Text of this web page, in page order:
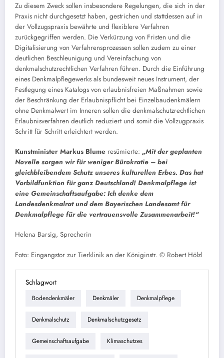
Zu diesem Zweck sollen insbesondere Regelungen, die sich in der
Praxis nicht durchgesetzt haben, gestrichen und stattdessen auf in
der Vollzugspraxis bewährte und flexiblere Verfahren
zurückgegriffen werden. Die Verkürzung von Fristen und die
Digitalisierung von Verfahrensprozessen sollen zudem zu einer
deutlichen Beschleunigung und Vereinfachung von
denkmalschutzrechtlichen Verfahren führen. Durch die Einführung
eines Denkmalpflegewerks als bundesweit neues Instrument, der
Festlegung eines Katalogs von erlaubnisfreien Maßnahmen sowie
der Beschränkung der Erlaubnispflicht bei Einzelbaudenkmälern
ohne Denkmalwert im Inneren sollen die denkmalschutzrechtlichen
Erlaubnisverfahren deutlich reduziert und somit die Vollzugpraxis
Schritt für Schritt erleichtert werden.
Kunstminister Markus Blume resümierte: „Mit der geplanten
Novelle sorgen wir für weniger Bürokratie – bei
gleichbleibendem Schutz unseres kulturellen Erbes. Das hat
Vorbildfunktion für ganz Deutschland! Denkmalpflege ist
eine Gemeinschaftsaufgabe: Ich denke dem
Landesdenkmalrat und dem Bayerischen Landesamt für
Denkmalpflege für die vertrauensvolle Zusammenarbeit!“
Helena Barsig, Sprecherin
Foto: Eingangstor zur Tierklinik an der Königinstr. © Robert Hölzl
Schlagwort
Bodendenkmäler Denkmäler Denkmalpflege
Denkmalschutz Denkmalschutzgesetz
Gemeinschaftsaufgabe Klimaschutzes